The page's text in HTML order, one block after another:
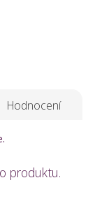
Hodnocení
produktu.